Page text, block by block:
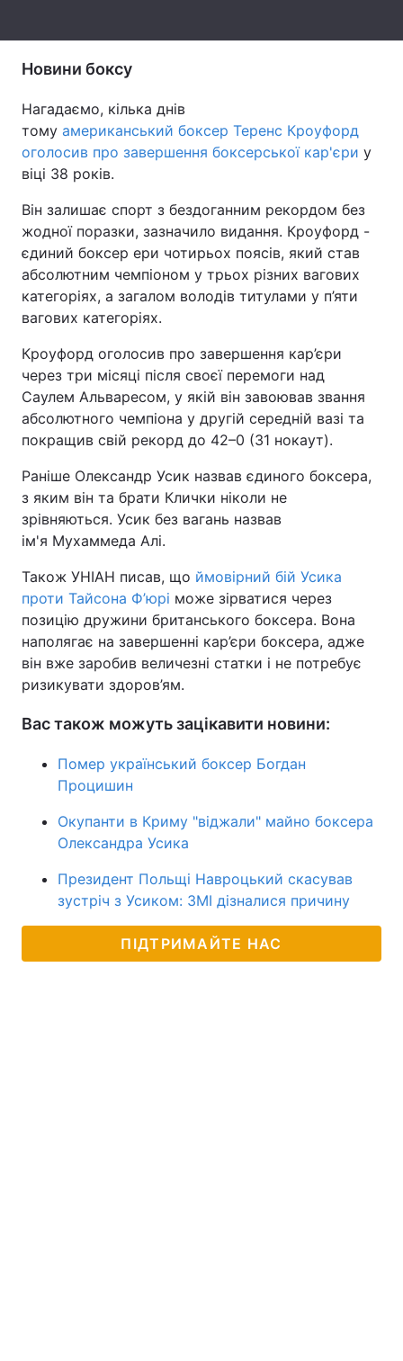
Тема оформлення
Новини боксу
Нагадаємо, кілька днів
тому американський боксер Теренс Кроуфорд
оголосив про завершення боксерської кар'єри у
віці 38 років.
Він залишає спорт з бездоганним рекордом без
жодної поразки, зазначило видання. Кроуфорд -
єдиний боксер ери чотирьох поясів, який став
абсолютним чемпіоном у трьох різних вагових
категоріях, а загалом володів титулами у п’яти
вагових категоріях.
Кроуфорд оголосив про завершення кар’єри
через три місяці після своєї перемоги над
Саулем Альваресом, у якій він завоював звання
абсолютного чемпіона у другій середній вазі та
покращив свій рекорд до 42–0 (31 нокаут).
Раніше Олександр Усик назвав єдиного боксера,
з яким він та брати Клички ніколи не
зрівняються. Усик без вагань назвав
ім'я Мухаммеда Алі.
Також УНІАН писав, що ймовірний бій Усика
проти Тайсона Ф’юрі може зірватися через
позицію дружини британського боксера. Вона
наполягає на завершенні кар’єри боксера, адже
він вже заробив величезні статки і не потребує
ризикувати здоров’ям.
Вас також можуть зацікавити новини:
Помер український боксер Богдан
Процишин
Окупанти в Криму "віджали" майно боксера
Олександра Усика
Президент Польщі Навроцький скасував
зустріч з Усиком: ЗМІ дізналися причину
ПІДТРИМАЙТЕ НАС